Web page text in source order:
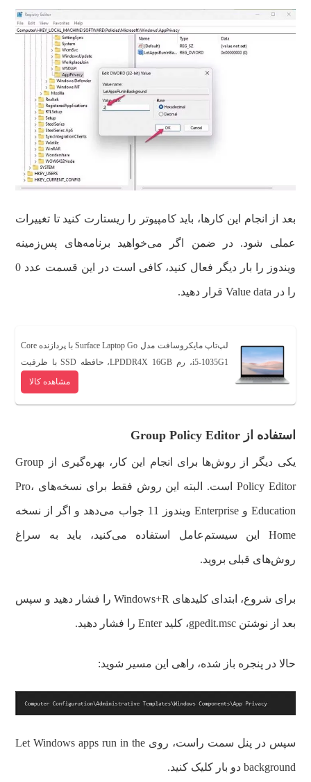
بعد از انجام این کارها، باید کامپیوتر را ریستارت کنید تا تغییرات
عملی شود. در ضمن اگر می‌خواهید برنامه‌های پس‌زمینه
ویندوز را بار دیگر فعال کنید، کافی است در این قسمت عدد 0
را در Value data قرار دهید.
لپ‌تاپ مایکروسافت مدل Surface Laptop Go با پردازنده Core
i5-1035G1، رم LPDDR4X 16GB، حافظه SSD با ظرفیت
256GB، نمایشگر لمسی 12.4 اینچ PixelSense با وضوح
1024×1536 پیکسل،حسگر اثر انگشت، سیستم‌عامل
مشاهده کالا
استفاده ازGroup Policy Editor
یکی دیگر از روش‌ها برای انجام این کار، بهره‌گیری از Group
Policy Editor است. البته این روش فقط برای نسخه‌های Pro،
Education و Enterprise ویندوز 11 جواب می‌دهد و اگر از نسخه
Home این سیستم‌عامل استفاده می‌کنید، باید به سراغ
روش‌های قبلی بروید.
برای شروع، ابتدای کلیدهای Windows+R را فشار دهید و سپس
بعد از نوشتن gpedit.msc، کلید Enter را فشار دهید.
حالا در پنجره باز شده، راهی این مسیر شوید:
سپس در پنل سمت راست، روی Let Windows apps run in the
background دو بار کلیک کنید.